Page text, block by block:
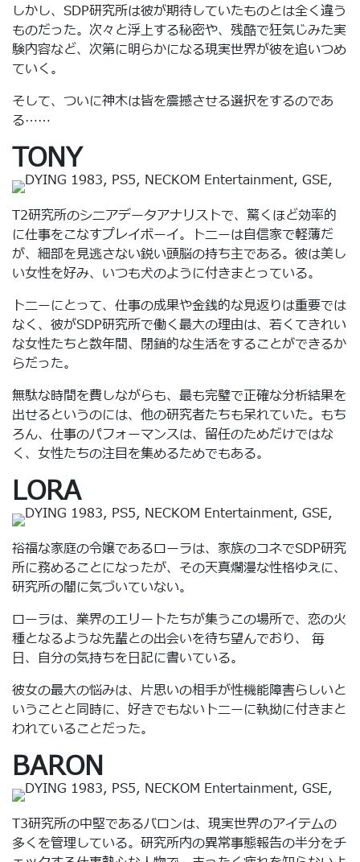
しかし、SDP研究所は彼が期待していたものとは全く違う
ものだった。次々と浮上する秘密や、残酷で狂気じみた実
験内容など、次第に明らかになる現実世界が彼を追いつめ
ていく。
そして、ついに神木は皆を震撼させる選択をするのであ
る……
TONY
T2研究所のシニアデータアナリストで、驚くほど効率的
に仕事をこなすプレイボーイ。トニーは自信家で軽薄だ
が、細部を見逃さない鋭い頭脳の持ち主である。彼は美し
い女性を好み、いつも犬のように付きまとっている。
トニーにとって、仕事の成果や金銭的な見返りは重要では
なく、彼がSDP研究所で働く最大の理由は、若くてきれい
な女性たちと数年間、閉鎖的な生活をすることができるか
らだった。
無駄な時間を費しながらも、最も完璧で正確な分析結果を
出せるというのには、他の研究者たちも呆れていた。もち
ろん、仕事のパフォーマンスは、留任のためだけではな
く、女性たちの注目を集めるためでもある。
LORA
裕福な家庭の令嬢であるローラは、家族のコネでSDP研究
所に務めることになったが、その天真爛漫な性格ゆえに、
研究所の闇に気づいていない。
ローラは、業界のエリートたちが集うこの場所で、恋の火
種となるような先輩との出会いを待ち望んでおり、 毎
日、自分の気持ちを日記に書いている。
彼女の最大の悩みは、片思いの相手が性機能障害らしいと
いうことと同時に、好きでもないトニーに執拗に付きまと
われていることだった。
BARON
T3研究所の中堅であるバロンは、現実世界のアイテムの
多くを管理している。研究所内の異常事態報告の半分をチ